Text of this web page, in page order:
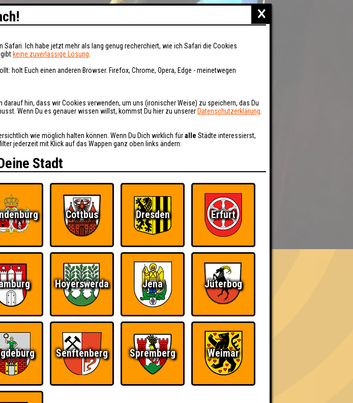
BUCHEN FAQ ÜBER UNS
auf dem 1. Platz - den haben sie sich schließlich verdient! Entsprechend gibt es
×
Ich habe jetzt mehr als lang genug recherchiert, wie ich Safari die Cookies
keine zuverlässige Lösung
holt Euch einen anderen Browser. Firefox, Chrome, Opera, Edge - meinetwegen
hin, dass wir Cookies verwenden, um uns (ironischer Weise) zu speichern, das Du
Wenn Du es genauer wissen willst, kommst Du hier zu unserer Datenschutzerklärung
wie möglich halten können. Wenn Du Dich wirklich füralle Städte interessierst,
jederzeit mit Klick auf das Wappen ganz oben links ändern:
Stadt
Cottbus Dresden Erfurt
Hoyerswerda Jena Jüterbog
Senftenberg Spremberg Weimar